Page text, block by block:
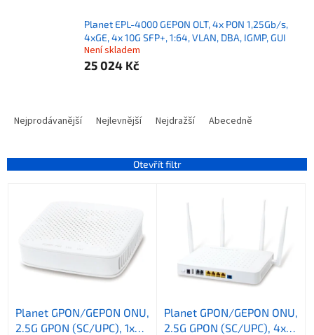
Planet EPL-4000 GEPON OLT, 4x PON 1,25Gb/s,
4xGE, 4x 10G SFP+, 1:64, VLAN, DBA, IGMP, GUI
Není skladem
25 024 Kč
Nejprodávanější Nejlevnější Nejdražší Abecedně
Otevřít filtr
Planet GPON/GEPON ONU,
2.5G GPON (SC/UPC), 1x
Planet GPON/GEPON ONU,
2.5G GPON (SC/UPC), 4x